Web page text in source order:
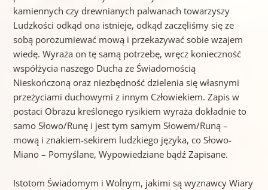
kamiennych czy drewnianych palwanach towarzyszy
Ludzkości odkąd ona istnieje, odkąd zaczęliśmy się ze
sobą porozumiewać mową i przekazywać sobie wzajem
wiedę. Wyraża on tę samą potrzebę, wręcz konieczność
współżycia naszego Ducha ze Świadomością
Nieskończoną oraz niezbędność dzielenia się własnymi
przeżyciami duchowymi z innym Człowiekiem. Zapis w
postaci Obrazu kreślonego rysikiem wyraża dokładnie to
samo Słowo/Runę i jest tym samym Słowem/Runą –
mową i znakiem-sekirem ludzkiego języka, co Słowo-
Miano – Pomyślane, Wypowiedziane bądź Zapisane.
Istotom Świadomym i Wolnym, jakimi są wyznawcy Wiary